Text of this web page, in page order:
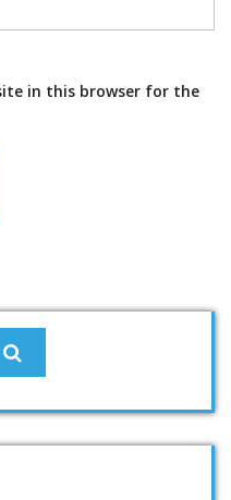
in this browser for the